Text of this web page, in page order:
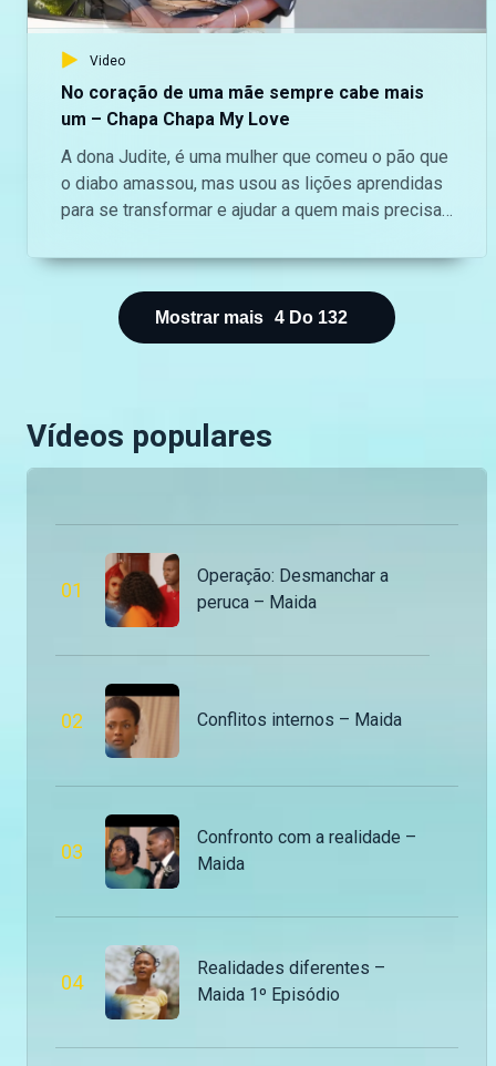
https://www.tiktok.com/@maninguemagic_official
para não perderes as novidades do teu canal
favorito.
Video
No coração de uma mãe sempre cabe mais
um – Chapa Chapa My Love
A dona Judite, é uma mulher que comeu o pão que
o diabo amassou, mas usou as lições aprendidas
para se transformar e ajudar a quem mais precisa.
centenas de seropositivos. — Aceda o nosso site
oficial aqui: https://bit.ly/maninguemagic
Acompanha o melhor do entretenimento
Moçambicano na TV no Maningue Magic DStv
https://www.facebook.com/ManingueMagic Nos
segue no Twitter:
TikTok:
https://www.tiktok.com/@maninguemagic_official
para não perderes as novidades do teu canal
favorito.
Mostrar mais 4 Do 132
Vídeos populares
01
Operação: Desmanchar a
peruca – Maida
02 Conflitos internos – Maida
03
Confronto com a realidade –
Maida
04
Realidades diferentes –
Maida 1º Episódio